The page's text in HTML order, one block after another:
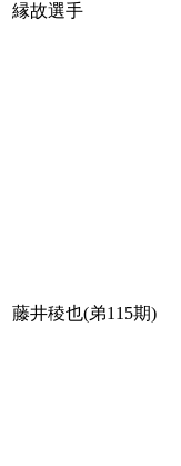
縁故選手
藤井稜也(弟115期)